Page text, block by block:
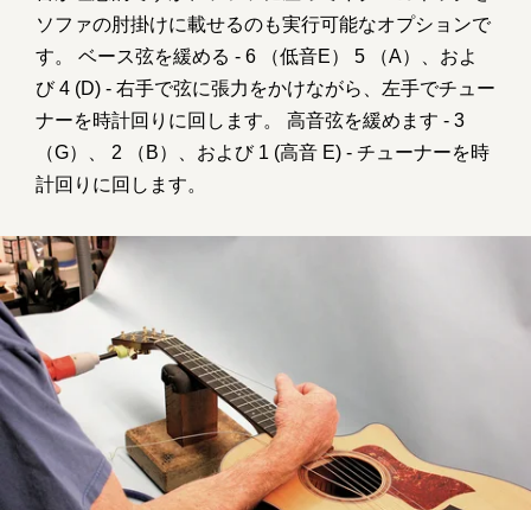
ソファの肘掛けに載せるのも実行可能なオプションで
す。 ベース弦を緩める - 6 （低音E） 5 （A）、およ
び 4 (D) - 右手で弦に張力をかけながら、左手でチュー
ナーを時計回りに回します。 高音弦を緩めます - 3
（G）、 2 （B）、および 1 (高音 E) - チューナーを時
計回りに回します。